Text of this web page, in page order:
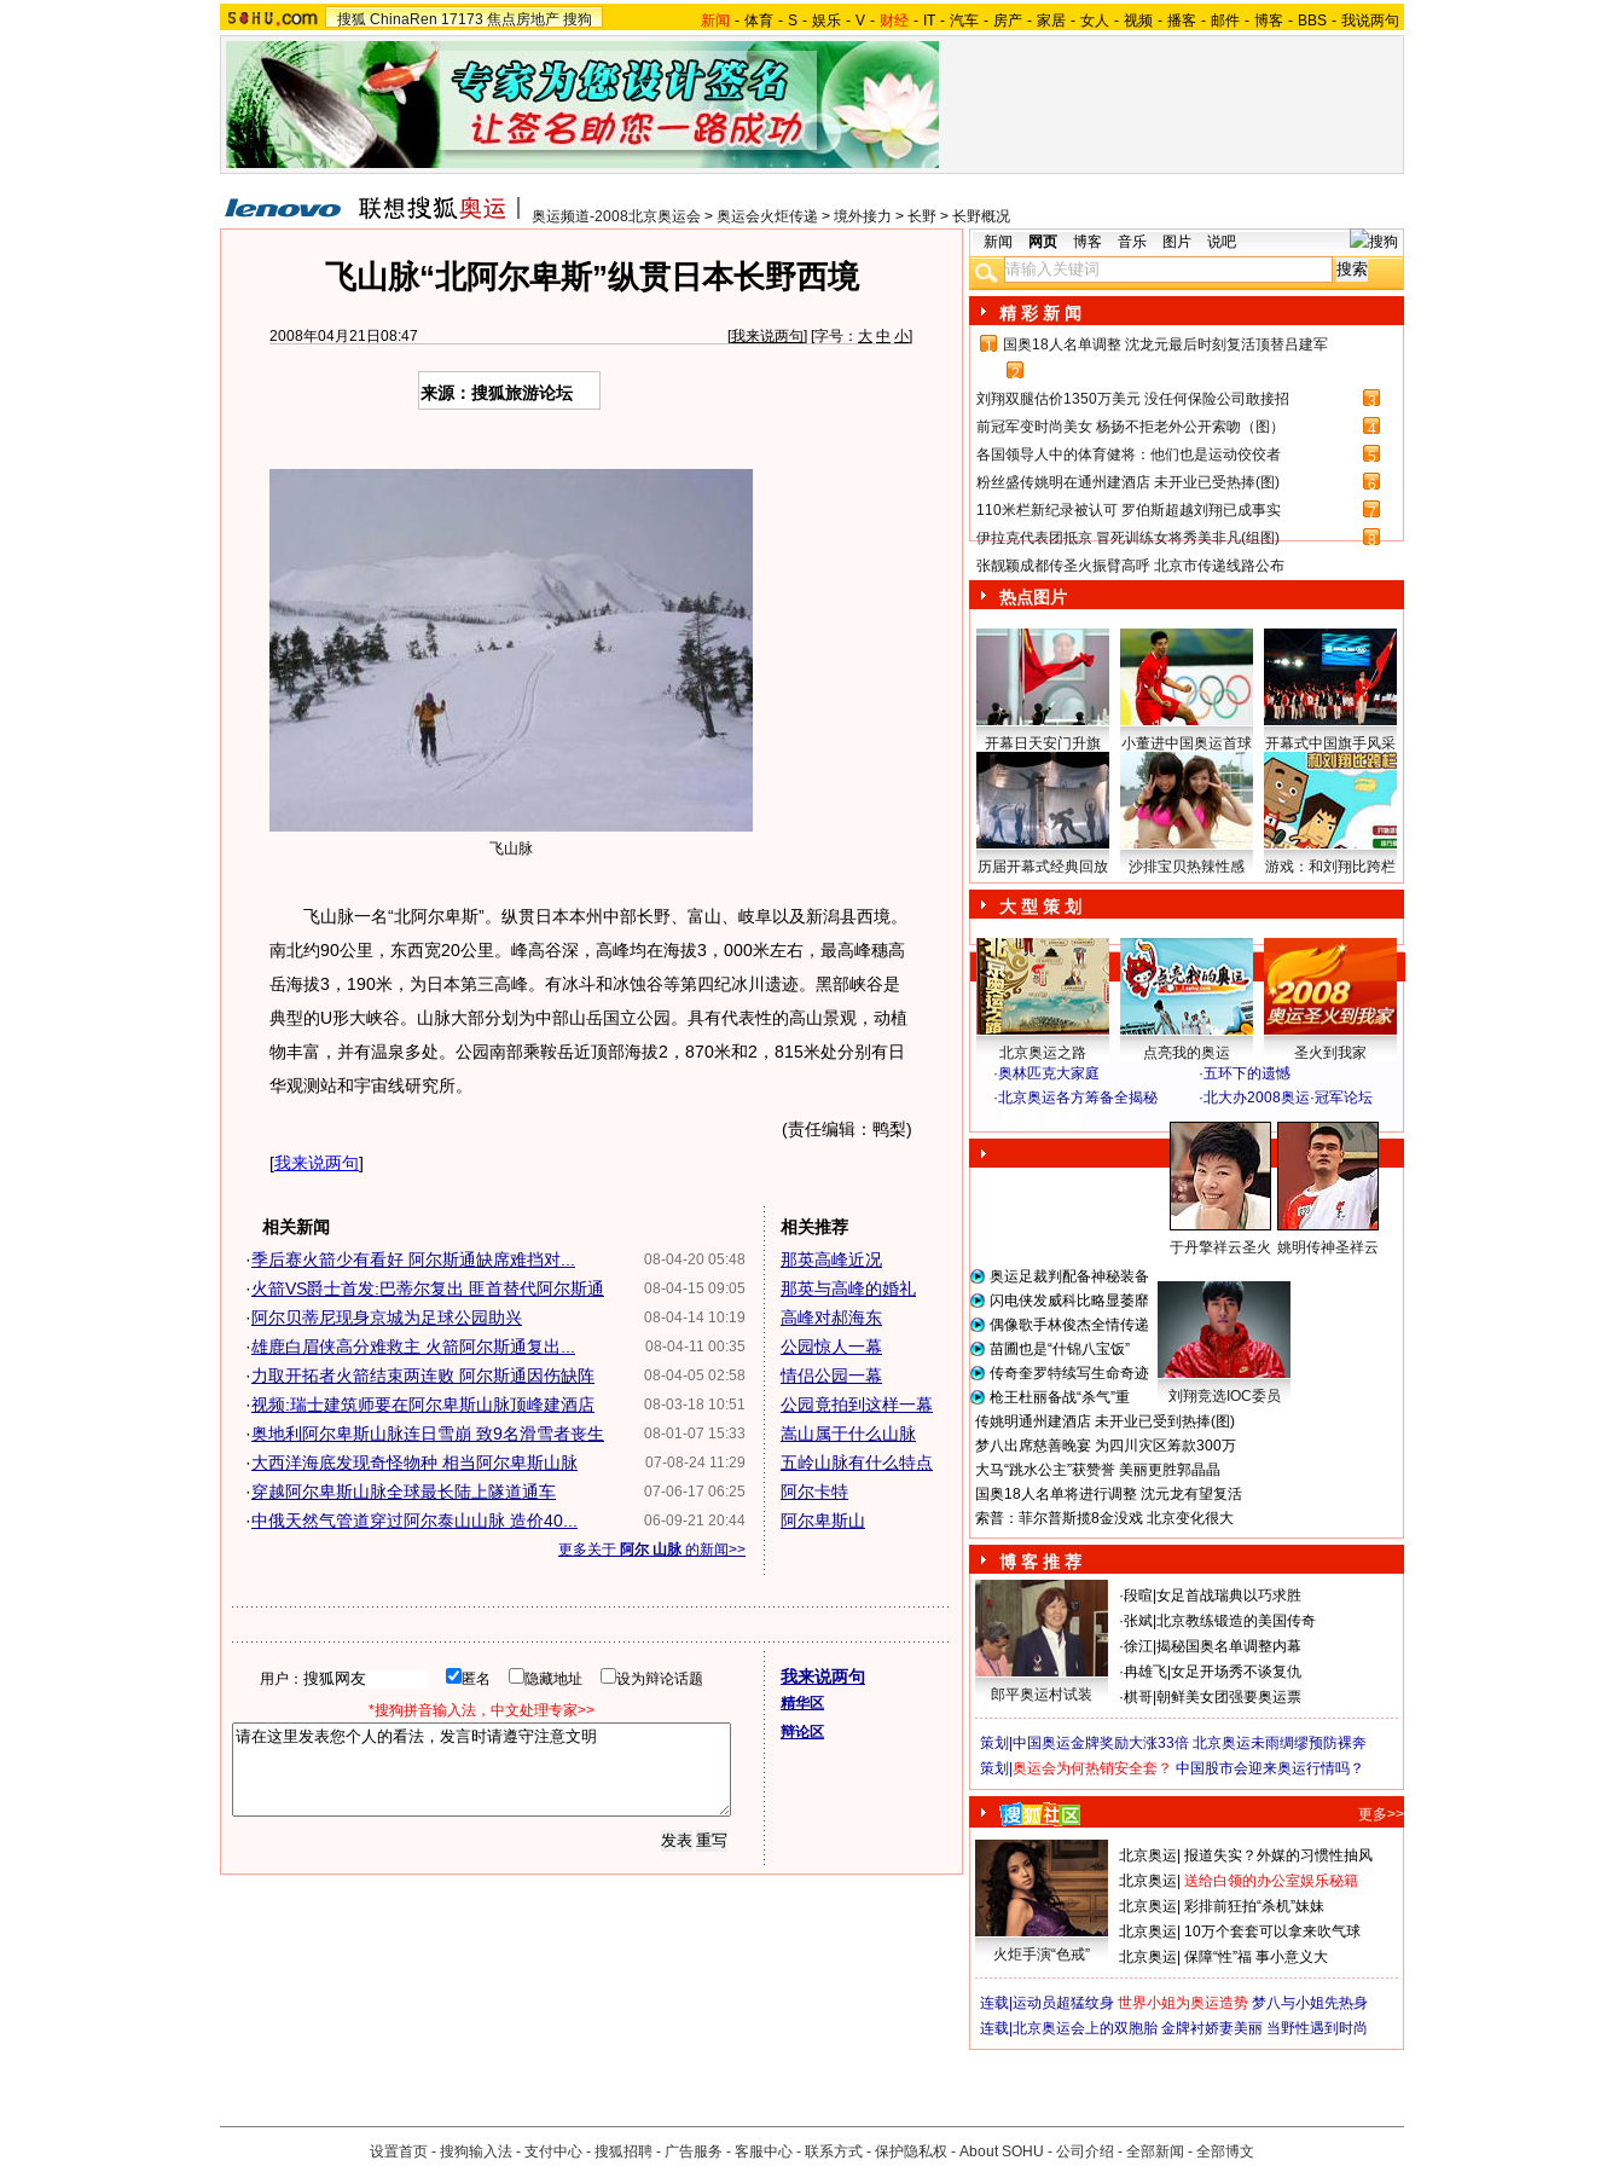
搜狐 ChinaRen 17173 焦点房地产 搜狗 新闻 - 体育 - S - 娱乐 - V - 财经 - IT - 汽车 - 房产 - 家居 - 女人 - 视频 - 播客 - 邮件 - 博客 - BBS - 我说两句
奥运频道-2008北京奥运会 > 奥运会火炬传递 > 境外接力 > 长野 > 长野概况
飞山脉“北阿尔卑斯”纵贯日本长野西境
2008年04月21日08:47 [我来说两句] [字号： 大 中 小]
来源：搜狐旅游论坛
飞山脉
飞山脉一名“北阿尔卑斯”。纵贯日本本州中部长野、富山、岐阜以及新潟县西境。
南北约90公里，东西宽20公里。峰高谷深，高峰均在海拔3，000米左右，最高峰穗高
岳海拔3，190米，为日本第三高峰。有冰斗和冰蚀谷等第四纪冰川遗迹。黑部峡谷是
典型的U形大峡谷。山脉大部分划为中部山岳国立公园。具有代表性的高山景观，动植
物丰富，并有温泉多处。公园南部乘鞍岳近顶部海拔2，870米和2，815米处分别有日
华观测站和宇宙线研究所。
(责任编辑：鸭梨)
[我来说两句]
相关新闻
08-04-20 05:48
·季后赛火箭少有看好 阿尔斯通缺席难挡对...
08-04-15 09:05
·火箭VS爵士首发:巴蒂尔复出 匪首替代阿尔斯通
08-04-14 10:19
· 阿尔贝蒂尼现身京城为足球公园助兴
08-04-11 00:35
·雄鹿白眉侠高分难救主 火箭阿尔斯通复出...
08-04-05 02:58
·力取开拓者火箭结束两连败 阿尔斯通因伤缺阵
08-03-18 10:51
·视频:瑞士建筑师要在阿尔卑斯山脉顶峰建酒店
08-01-07 15:33
·奥地利阿尔卑斯山脉连日雪崩 致9名滑雪者丧生
07-08-24 11:29
·大西洋海底发现奇怪物种 相当阿尔卑斯山脉
07-06-17 06:25
·穿越阿尔卑斯山脉全球最长陆上隧道通车
06-09-21 20:44
·中俄天然气管道穿过阿尔泰山山脉 造价40...
更多关于 阿尔 山脉的新闻>>
相关推荐
那英高峰近况
那英与高峰的婚礼
高峰对郝海东
公园惊人一幕
情侣公园一幕
公园竟拍到这样一幕
嵩山属于什么山脉
五岭山脉有什么特点
阿尔卡特
阿尔卑斯山
用户： 匿名 隐藏地址
设为辩论话题
*搜狗拼音输入法，中文处理专家>>
我来说两句
精华区
辩论区
新闻 网页 博客 音乐 图片 说吧
精 彩 新 闻
1
国奥18人名单调整 沈龙元最后时刻复活顶替吕建军
2
刘翔双腿估价1350万美元 没任何保险公司敢接招
3
前冠军变时尚美女 杨扬不拒老外公开索吻（图）
4
各国领导人中的体育健将：他们也是运动佼佼者
5
粉丝盛传姚明在通州建酒店 未开业已受热捧(图)
6
110米栏新纪录被认可 罗伯斯超越刘翔已成事实
7
伊拉克代表团抵京 冒死训练女将秀美非凡(组图)
8
张靓颖成都传圣火振臂高呼 北京市传递线路公布
热点图片
开幕日天安门升旗 小董进中国奥运首球 开幕式中国旗手风采
历届开幕式经典回放 沙排宝贝热辣性感 游戏：和刘翔比跨栏
大 型 策 划
北京奥运之路 点亮我的奥运
圣火到我家
·奥林匹克大家庭 ·五环下的遗憾
·北京奥运各方筹备全揭秘 ·北大办2008奥运·冠军论坛
于丹擎祥云圣火 姚明传神圣祥云
奥运足裁判配备神秘装备
闪电侠发威科比略显萎靡
偶像歌手林俊杰全情传递
苗圃也是“什锦八宝饭”
传奇奎罗特续写生命奇迹
枪王杜丽备战“杀气”重
刘翔竞选IOC委员
传姚明通州建酒店 未开业已受到热捧(图)
梦八出席慈善晚宴 为四川灾区筹款300万
大马“跳水公主”获赞誉 美丽更胜郭晶晶
国奥18人名单将进行调整 沈元龙有望复活
索普：菲尔普斯揽8金没戏 北京变化很大
博 客 推 荐
郎平奥运村试装
·段暄 女足首战瑞典以巧求胜
·张斌 北京教练锻造的美国传奇
·徐江 揭秘国奥名单调整内幕
·冉雄飞 女足开场秀不谈复仇
·棋哥 朝鲜美女团强要奥运票
策划| 中国奥运金牌奖励大涨33倍 北京奥运未雨绸缪预防裸奔
策划| 奥运会为何热销安全套？ 中国股市会迎来奥运行情吗？
更多>>
火炬手演“色戒”
北京奥运 报道失实？外媒的习惯性抽风
北京奥运 送给白领的办公室娱乐秘籍
北京奥运 彩排前狂拍“杀机”妹妹
北京奥运 10万个套套可以拿来吹气球
北京奥运 保障“性”福 事小意义大
连载| 运动员超猛纹身 世界小姐为奥运造势 梦八与小姐先热身
连载| 北京奥运会上的双胞胎 金牌衬娇妻美丽 当野性遇到时尚
设置首页 - 搜狗输入法 - 支付中心 - 搜狐招聘 - 广告服务 - 客服中心 - 联系方式 - 保护隐私权 - About SOHU - 公司介绍 - 全部新闻 - 全部博文